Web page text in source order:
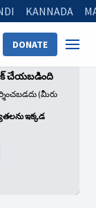
KANNADA
DONATE
చేయబడింది
(మీరు
ఇక్కడ